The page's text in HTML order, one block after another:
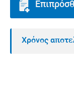
Χρόνος